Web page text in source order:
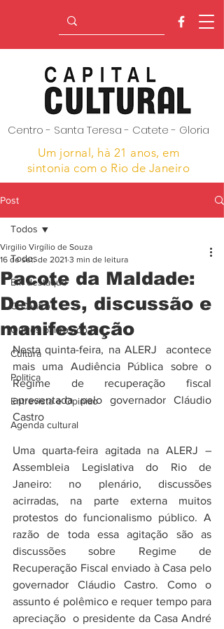
Centro - Santa Teresa - Catete - Gloria
Um jornal, hà 21 anos, em
sintonia com o Rio de Janeiro
Post
Todos
Em destaque
O Centro
Outros bairros do Rio
Cultura
Politica
Entrevista e Opiniao
Agenda cultural
Todos
Pacote da Maldade:
Debates, discussão e
manifestação
Virgilio Virgílio de Souza
16 de set. de 2021 3 min de leitura
Nesta quinta-feira, na ALERJ  acontece
mais uma Audiência Pública sobre o
Regime de recuperação fiscal
apresentada pelo governador Cláudio
Castro
Uma quarta-feira agitada na ALERJ –
Assembleia Legislativa do Rio de
Janeiro: no plenário, discussões
acirradas, na parte externa muitos
protestos do funcionalismo público. A
razão de toda essa agitação são as
discussões sobre Regime de
Recuperação Fiscal enviado à Casa pelo
governador Cláudio Castro. Como o
assunto é polêmico e requer tempo para
apreciação  o presidente da Casa André